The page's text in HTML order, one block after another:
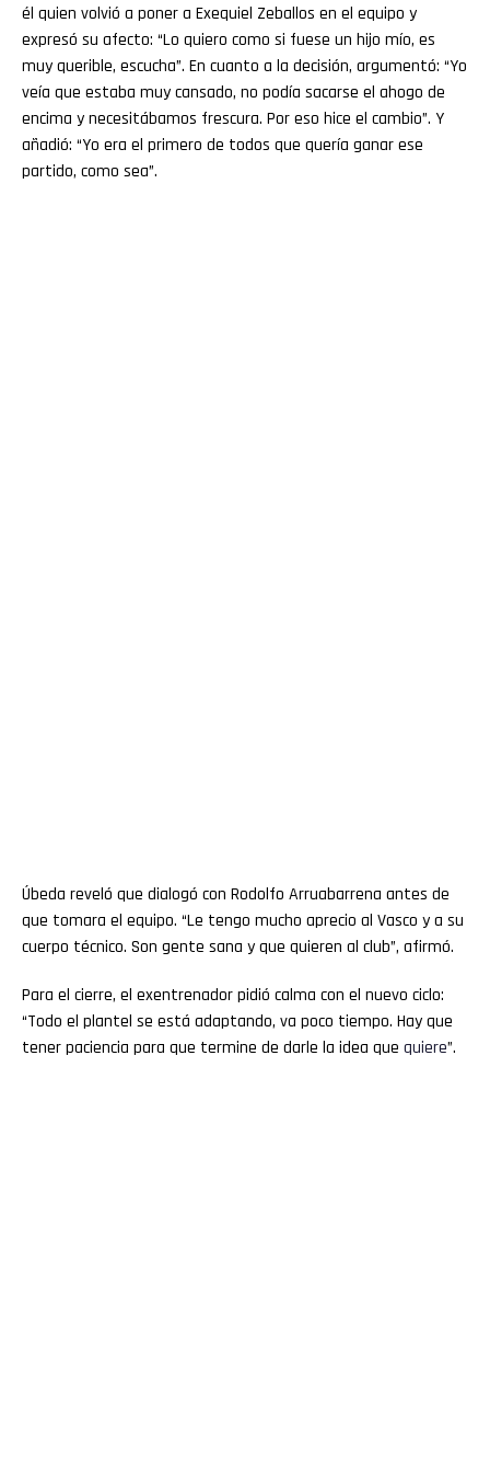
él quien volvió a poner a Exequiel Zeballos en el equipo y
expresó su afecto: “Lo quiero como si fuese un hijo mío, es
muy querible, escucha”. En cuanto a la decisión, argumentó: “Yo
veía que estaba muy cansado, no podía sacarse el ahogo de
encima y necesitábamos frescura. Por eso hice el cambio”. Y
añadió: “Yo era el primero de todos que quería ganar ese
partido, como sea”.
Úbeda reveló que dialogó con Rodolfo Arruabarrena antes de
que tomara el equipo. “Le tengo mucho aprecio al Vasco y a su
cuerpo técnico. Son gente sana y que quieren al club”, afirmó.
Para el cierre, el exentrenador pidió calma con el nuevo ciclo:
“Todo el plantel se está adaptando, va poco tiempo. Hay que
tener paciencia para que termine de darle la idea que quiere”.